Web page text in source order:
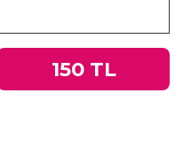
İmparatorluğu’ndan
Tacitus’un
150 TL